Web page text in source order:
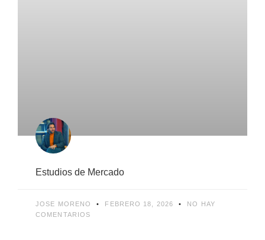
Estudios de Mercado
JOSE MORENO FEBRERO 18, 2026
NO HAY
COMENTARIOS